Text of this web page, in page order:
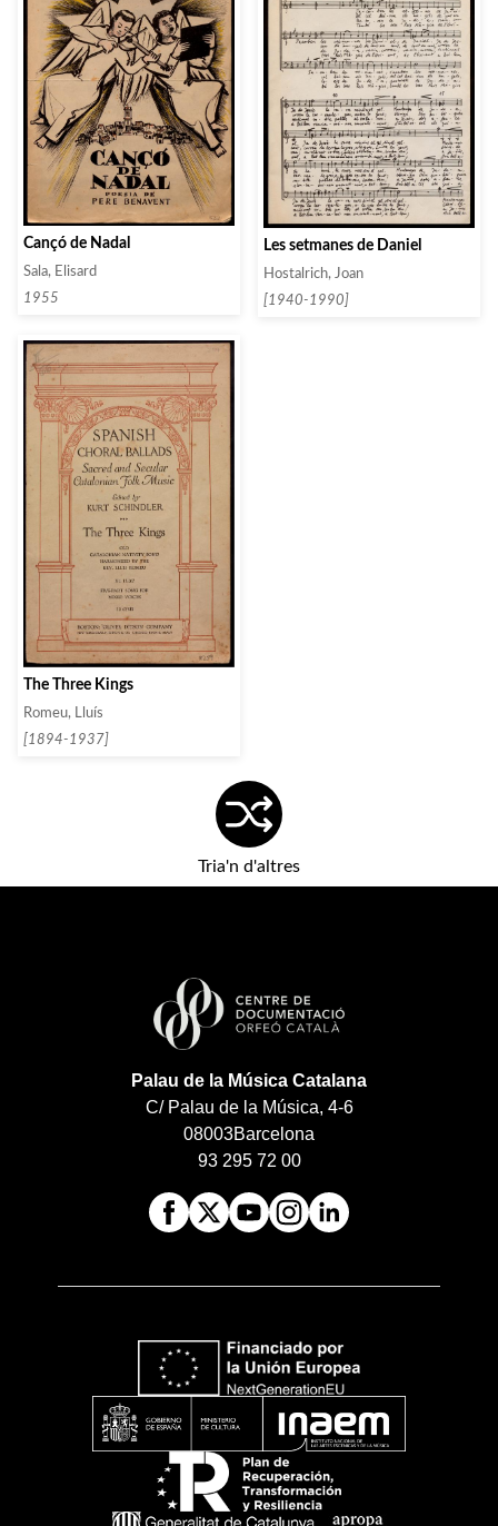
Cançó de Nadal
Sala, Elisard
1955
Les setmanes de Daniel
Hostalrich, Joan
[1940-1990]
The Three Kings
Romeu, Lluís
[1894-1937]
Tria'n d'altres
Palau de la Música Catalana
C/ Palau de la Música, 4-6
08003Barcelona
93 295 72 00